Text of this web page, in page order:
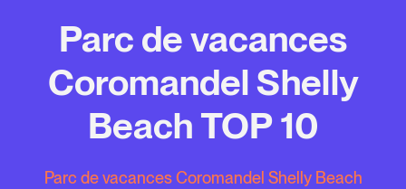
Parc de vacances
Coromandel Shelly
Beach TOP 10
Parc de vacances Coromandel Shelly Beach